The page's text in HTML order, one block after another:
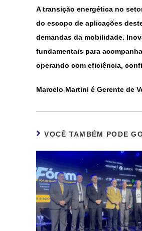
A transição energética no
do escopo de aplicações
demandas da mobilidade.
fundamentais para
operando com eficiência,
Marcelo Martini é Gerente de
VOCÊ TAMBÉM PODE